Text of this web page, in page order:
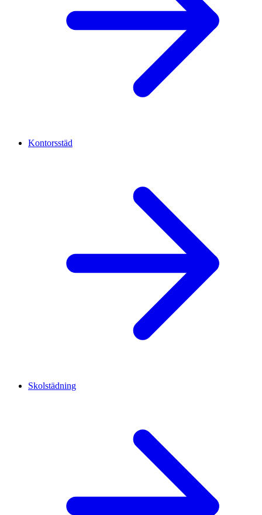
Kontorsstäd
Skolstädning